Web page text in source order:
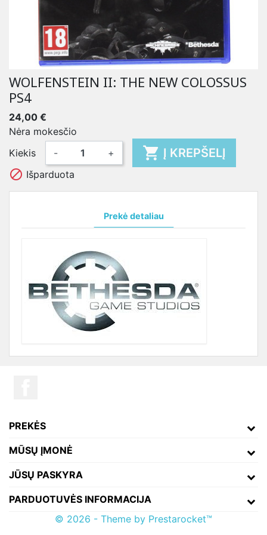
WOLFENSTEIN II: THE NEW COLOSSUS
PS4
24,00 €
Nėra mokesčio
Kiekis
- +  Į KREPŠELĮ
 Išparduota
Prekė detaliau
PREKĖS
MŪSŲ ĮMONĖ
JŪSŲ PASKYRA
PARDUOTUVĖS INFORMACIJA
© 2026 - Theme by Prestarocket™